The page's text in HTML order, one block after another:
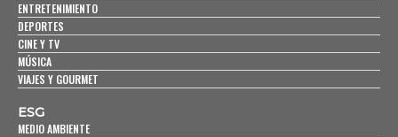
ENTRETENIMIENTO
DEPORTES
CINE Y TV
MÚSICA
VIAJES Y GOURMET
ESG
MEDIO AMBIENTE